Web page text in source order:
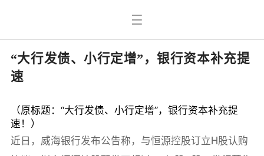
“大行发债、小行定增”，银行资本补充提
速
（原标题：“大行发债、小行定增”，银行资本补充提
速！）
近日，威海银行发布公告称，与恒源控股订立H股认购